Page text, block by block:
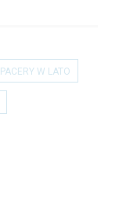
W LATO